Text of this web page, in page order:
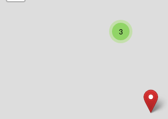
Kärnten
Oberösterreich
3